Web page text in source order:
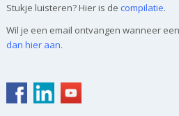
Stukje luisteren? Hier is de compilatie.
Wil je een email ontvangen wanneer
dan hier aan.